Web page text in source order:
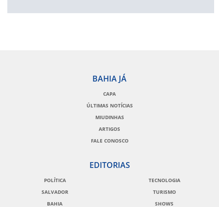
BAHIA JÁ
CAPA
ÚLTIMAS NOTÍCIAS
MIUDINHAS
ARTIGOS
FALE CONOSCO
EDITORIAS
POLÍTICA
SALVADOR
BAHIA
TECNOLOGIA
TURISMO
SHOWS